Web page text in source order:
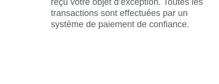
transactions sont effectuées par un
système de paiement de confiance.